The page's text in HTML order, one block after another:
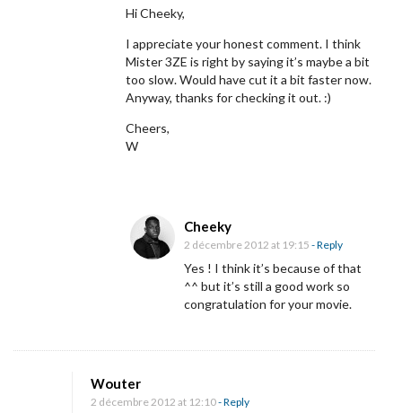
.
Hi Cheeky,
I appreciate your honest comment. I think
Mister 3ZE is right by saying it’s maybe a bit
too slow. Would have cut it a bit faster now.
Anyway, thanks for checking it out. :)
Cheers,
W
Cheeky
2 décembre 2012 at 19:15 - Reply
Yes ! I think it’s because of that
^^ but it’s still a good work so
congratulation for your movie.
Wouter
2 décembre 2012 at 12:10- Reply